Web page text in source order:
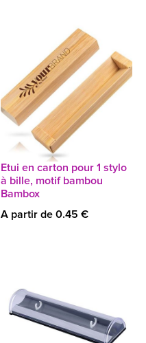
Etui en carton pour 1 stylo
à bille, motif bambou
Bambox
A partir de 0.45 €